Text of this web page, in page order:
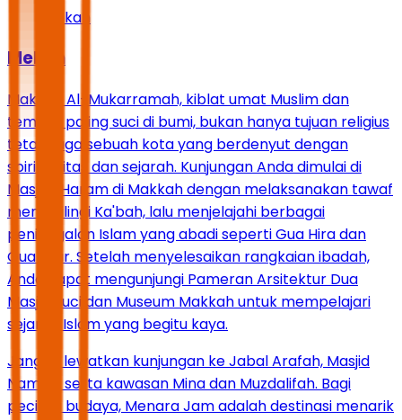
Mekah
Mekah
Makkah Al-Mukarramah, kiblat umat Muslim dan
tempat paling suci di bumi, bukan hanya tujuan religius
tetapi juga sebuah kota yang berdenyut dengan
spiritualitas dan sejarah. Kunjungan Anda dimulai di
Masjidil Haram di Makkah dengan melaksanakan tawaf
mengelilingi Ka'bah, lalu menjelajahi berbagai
peninggalan Islam yang abadi seperti Gua Hira dan
Gua Tsur. Setelah menyelesaikan rangkaian ibadah,
Anda dapat mengunjungi Pameran Arsitektur Dua
Masjid Suci dan Museum Makkah untuk mempelajari
sejarah Islam yang begitu kaya.
Jangan lewatkan kunjungan ke Jabal Arafah, Masjid
Namira, serta kawasan Mina dan Muzdalifah. Bagi
pecinta budaya, Menara Jam adalah destinasi menarik